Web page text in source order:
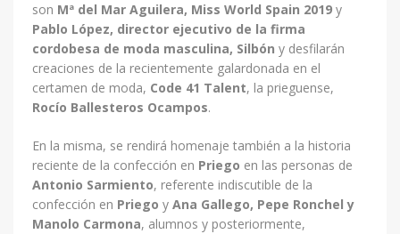
son Mª del Mar Aguilera, Miss World Spain 2019y
Pablo López, director ejecutivo de la firma
cordobesa de moda masculina, Silbón y desfilarán
creaciones de la recientemente galardonada en el
certamen de moda, Code 41 Talent, la prieguense,
Rocío Ballesteros Ocampos.
En la misma, se rendirá homenaje también a la historia
reciente de la confección en Priego en las personas de
Antonio Sarmiento, referente indiscutible de la
confección en Priego y Ana Gallego, Pepe Ronchel y
Manolo Carmona, alumnos y posteriormente,